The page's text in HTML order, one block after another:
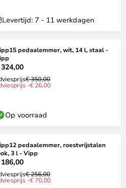
Levertijd: 7 - 11 werkdagen
pedaalemmer, wit, 14 l, staal -
€ 350,00
-€ 26,00
Op voorraad
pedaalemmer, roestvrijstalen
3 l - Vipp
€ 256,00
-€ 70,00